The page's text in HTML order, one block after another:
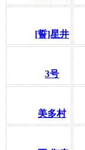
[誓]星井
3号
美多村